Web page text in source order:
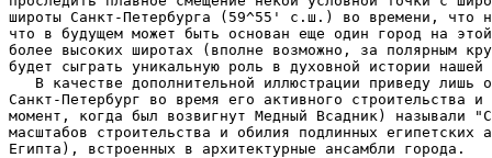
широты Санкт-Петербурга (59^55' с.ш.) во времени, что
что в будущем может быть основан еще один город на
более высоких широтах (вполне возможно, за полярным
будет сыграть уникальную роль в духовной истории нашей
В качестве дополнительной иллюстрации приведу лишь
Санкт-Петербург во время его активного строительства
момент, когда был возвигнут Медный Всадник) называли
масштабов строительства и обилия подлинных египетских
Египта), встроенных в архитектурные ансамбли города.